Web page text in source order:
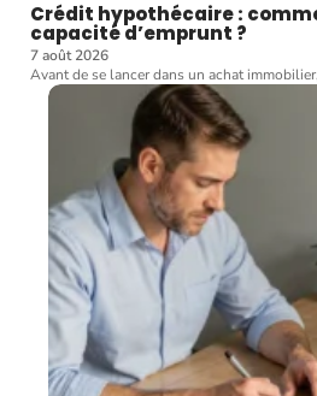
Crédit hypothécaire :
capacité d’emprunt ?
7 août 2026
Avant de se lancer dans un achat